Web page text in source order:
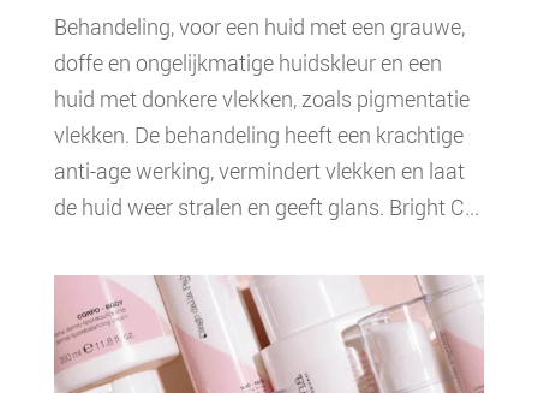
Behandeling, voor een huid met een grauwe,
doffe en ongelijkmatige huidskleur en een
huid met donkere vlekken, zoals pigmentatie
vlekken. De behandeling heeft een krachtige
anti-age werking, vermindert vlekken en laat
de huid weer stralen en geeft glans. Bright C...